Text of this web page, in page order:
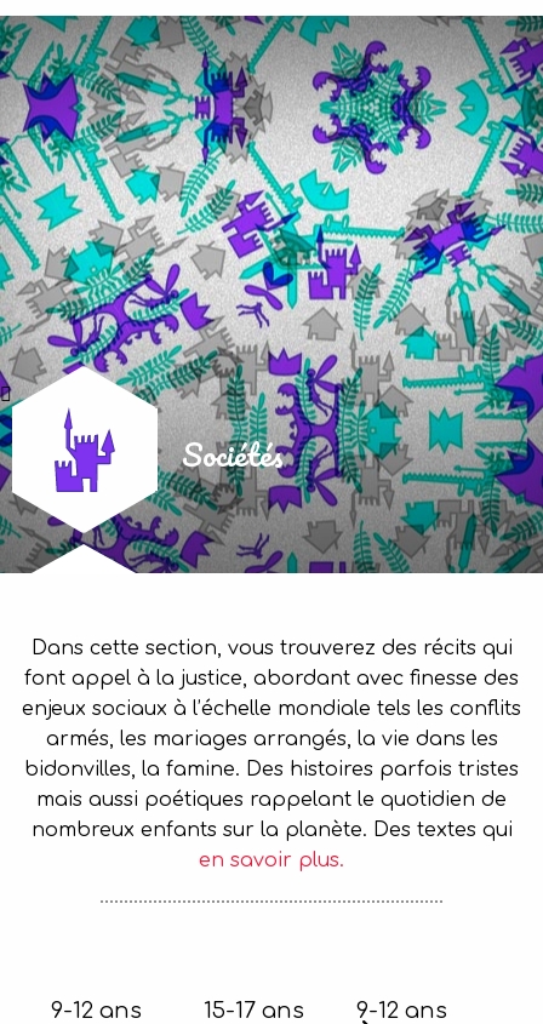
Sociétés
Dans cette section, vous trouverez des récits qui
font appel à la justice, abordant avec finesse des
enjeux sociaux à l’échelle mondiale tels les conflits
armés, les mariages arrangés, la vie dans les
bidonvilles, la famine. Des histoires parfois tristes
mais aussi poétiques rappelant le quotidien de
nombreux enfants sur la planète. Des textes qui
en savoir plus.
9-12 ans 15-17 ans 9-12 ans